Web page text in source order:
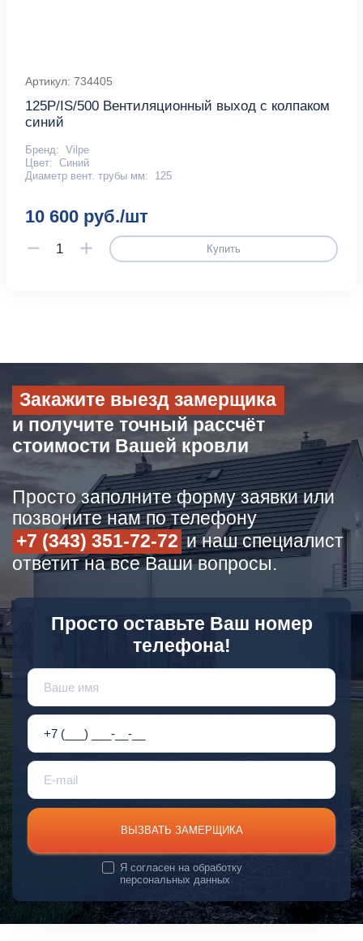
Артикул: 734405
125P/IS/500 Вентиляционный выход с колпаком
синий
Бренд: Vilpe
Цвет: Синий
Диаметр вент. трубы мм:
125
10 600 руб./шт
Купить
Закажите выезд замерщика
и получите точный рассчёт
стоимости Вашей кровли
Просто заполните форму заявки или
позвоните нам по телефону
+7 (343) 351-72-72 и наш специалист
ответит на все Ваши вопросы.
Просто оставьте Ваш номер
телефона!
ВЫЗВАТЬ ЗАМЕРЩИКА
Я согласен наобработку
персональных данных